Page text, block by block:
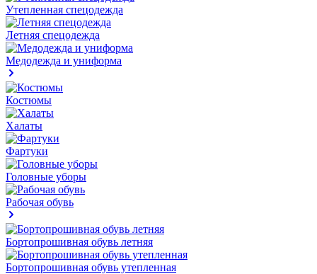
Утепленная спецодежда
Летняя спецодежда
Медодежда и униформа
Костюмы
Халаты
Фартуки
Головные уборы
Рабочая обувь
Бортопрошивная обувь летняя
Бортопрошивная обувь утепленная